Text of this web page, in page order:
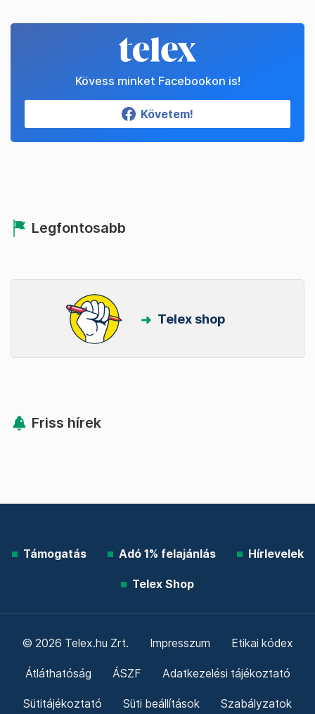
Kövess minket Facebookon is!
Követem!
Legfontosabb
Telex shop
Friss hírek
Támogatás Adó 1% felajánlás Hírlevelek
Telex Shop
© 2026 Telex.hu Zrt. Impresszum Etikai kódex
Átláthatóság ÁSZF Adatkezelési tájékoztató
Sütitájékoztató Süti beállítások Szabályzatok